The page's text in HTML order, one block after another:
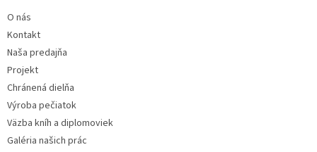
O nás
Kontakt
Naša predajňa
Projekt
Chránená dielňa
Výroba pečiatok
Väzba kníh a diplomoviek
Galéria našich prác